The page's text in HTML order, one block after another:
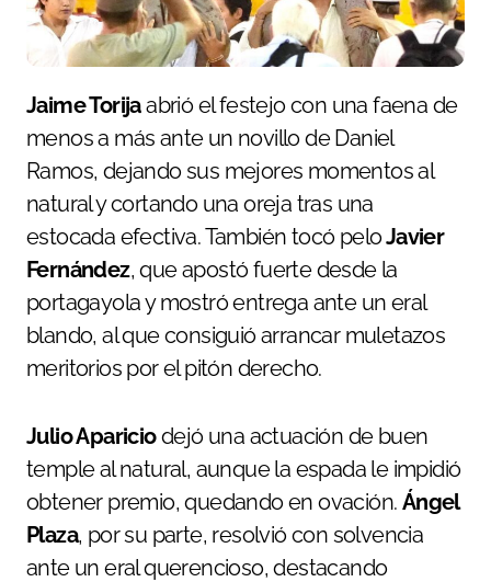
Jaime Torijaabrió el festejo con una faena de
menos a más ante un novillo de Daniel
Ramos, dejando sus mejores momentos al
natural y cortando una oreja tras una
estocada efectiva. También tocó peloJavier
Fernández, que apostó fuerte desde la
portagayola y mostró entrega ante un eral
blando, al que consiguió arrancar muletazos
meritorios por el pitón derecho.
Julio Apariciodejó una actuación de buen
temple al natural, aunque la espada le impidió
obtener premio, quedando en ovación. Ángel
Plaza, por su parte, resolvió con solvencia
ante un eral querencioso, destacando